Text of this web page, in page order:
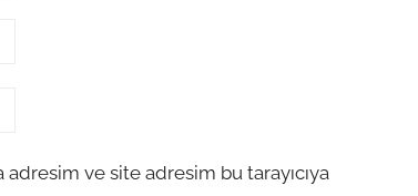
ve site adresim bu tarayıcıya